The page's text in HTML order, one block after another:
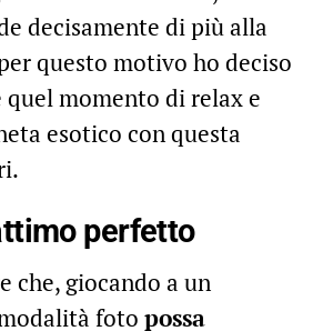
decisamente di più alla
questo motivo ho deciso
momento di relax e
esotico con questa
perfetto
che, giocando a un
foto possa